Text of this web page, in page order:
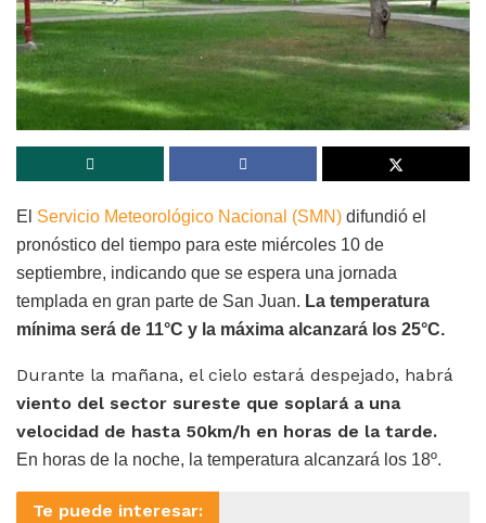
El Servicio Meteorológico Nacional (SMN) difundió el
pronóstico del tiempo para este miércoles 10 de
septiembre, indicando que se espera una jornada
templada en gran parte de San Juan. La temperatura
mínima será de 11°C y la máxima alcanzará los 25°C.
Durante la mañana, el cielo estará despejado, habrá
viento del sector sureste que soplará a una
velocidad de hasta 50km/h en horas de la tarde.
En horas de la noche, la temperatura alcanzará los 18º.
Te puede interesar: